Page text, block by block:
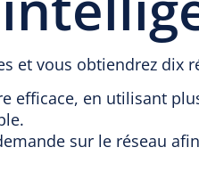
et vous obtiendrez dix
efficace, en utilisant
sur le réseau